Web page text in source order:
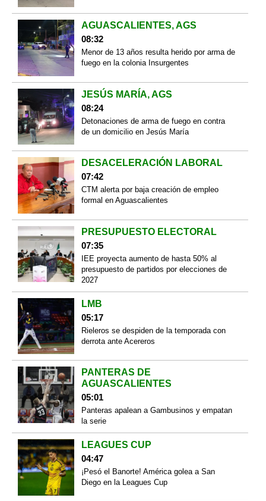
AGUASCALIENTES, AGS
08:32
Menor de 13 años resulta herido por arma de
fuego en la colonia Insurgentes
JESÚS MARÍA, AGS
08:24
Detonaciones de arma de fuego en contra
de un domicilio en Jesús María
DESACELERACIÓN LABORAL
07:42
CTM alerta por baja creación de empleo
formal en Aguascalientes
PRESUPUESTO ELECTORAL
07:35
IEE proyecta aumento de hasta 50% al
presupuesto de partidos por elecciones de
2027
LMB
05:17
Rieleros se despiden de la temporada con
derrota ante Acereros
PANTERAS DE
AGUASCALIENTES
05:01
Panteras apalean a Gambusinos y empatan
la serie
LEAGUES CUP
04:47
¡Pesó el Banorte! América golea a San
Diego en la Leagues Cup